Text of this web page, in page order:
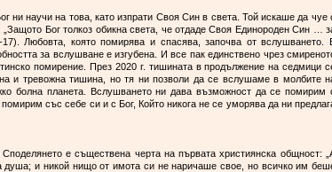
научи на това, като изпрати Своя Син в света. Той искаше да чуе
Бог толкоз обикна света, че отдаде Своя Единороден Син …
Любовта, която помирява и спасява, започва от вслушването.
за вслушване е изгубена. И все пак единствено чрез
помирение. През 2020 г. тишината в продължение на седмици
и тревожна тишина, но тя ни позволи да се вслушаме в молбите
болна планета. Вслушването ни дава възможност да се помирим
със себе си и с Бог, Който никога не се уморява да ни
е съществена черта на първата християнска общност:
душа; и никой нищо от имота си не наричаше свое, но всичко им